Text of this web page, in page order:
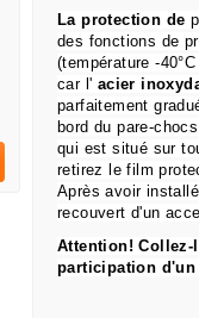
La protection de
des fonctions de
(température -
car l' acier
parfaitement
bord du pare-
qui est situé sur
retirez le film
Après avoir
recouvert d'un
Attention!Collez-
participation d'un